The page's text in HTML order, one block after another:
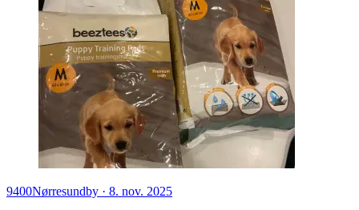
9400Nørresundby · 8. nov. 2025